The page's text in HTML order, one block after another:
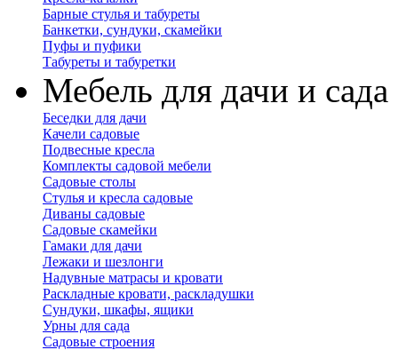
Барные стулья и табуреты
Банкетки, сундуки, скамейки
Пуфы и пуфики
Табуреты и табуретки
Мебель для дачи и сада
Беседки для дачи
Качели садовые
Подвесные кресла
Комплекты садовой мебели
Садовые столы
Стулья и кресла садовые
Диваны садовые
Садовые скамейки
Гамаки для дачи
Лежаки и шезлонги
Надувные матрасы и кровати
Раскладные кровати, раскладушки
Сундуки, шкафы, ящики
Урны для сада
Садовые строения